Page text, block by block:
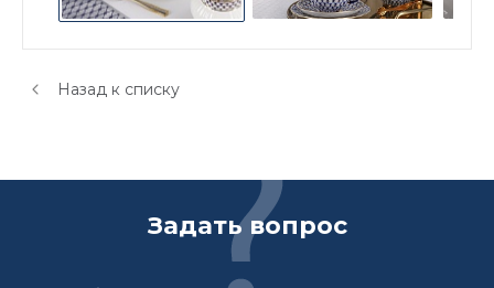
Назад к списку
Задать вопрос